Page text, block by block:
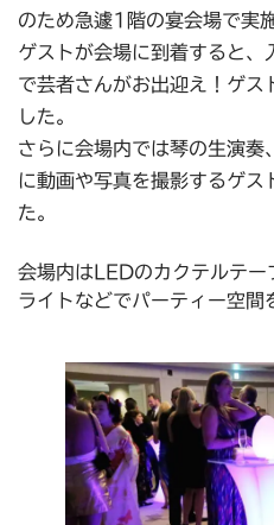
のため急遽1階の宴会場で実
ゲストが会場に到着すると、
で芸者さんがお出迎え！ゲス
した。
さらに会場内では琴の生演奏
に動画や写真を撮影するゲス
た。
会場内はLEDのカクテルテー
ライトなどでパーティー空間